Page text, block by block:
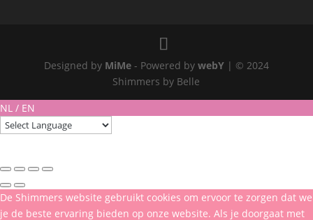
Designed by MiMe- Powered by webY| © 2024
Shimmers by Belle
NL / EN
De Shimmers website gebruikt cookies om ervoor te zorgen dat we
je de beste ervaring bieden op onze website. Als je doorgaat met